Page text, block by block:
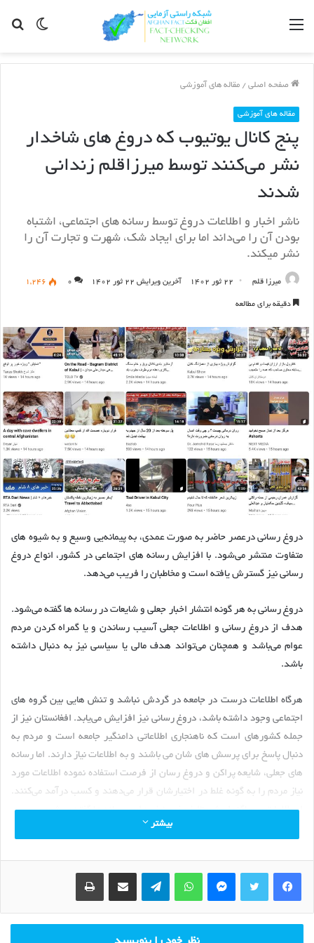
Switch
مینو
صفحه اصلی / مقاله های آموزشی
مقاله های آموزشی
پنج کانال یوتیوب که دروغ های شاخدار
نشر می‌کنند توسط میرزاقلم زندانی
شدند
ناشر اخبار و اطلاعات دروغ توسط رسانه های اجتماعی، اشتباه
بودن آن را می‌داند اما برای ایجاد شک، شهرت و تجارت آن را
نشر میکند.
میرزا قلم ۲۲ ثور ۱۴۰۲ آخرین ویرایش ۲۲ ثور ۱۴۰۲ ۰ ۱,۲۴۶
دقیقه برای مطالعه
دروغ رسانی درعصر حاضر به صورت عمدی، به پیمانه‌يي وسیع و به شیوه های
متفاوت منتشر می‌شود. با افزایش رسانه های اجتماعی در کشور، انواع دروغ
رسانی نیز گسترش یافته است و مخاطبان را فریب می‌دهد.
دروغ رسانی به هر گونه انتشار اخبار جعلی و شایعات در رسانه ها گفته می‌شود.
هدف از دروغ رسانی و اطلاعات جعلی آسیب رساندن و یا گمراه کردن مردم
عوام می‌باشد و‌ همچنان می‌تواند هدف مالی یا سیاسی نیز به دنبال داشته
باشد.
هرگاه اطلاعات درست در جامعه در گردش نباشد و تنش هایی بین گروه های
اجتماعی وجود داشته باشد، دروغ رسانی نیز افزایش می‌یابد. افغانستان نیز از
جمله کشورهای است که ناهنجاری اطلاعاتی دامنگیر جامعه است و مردم به
دنبال پاسخ برای پرسش های شان می باشند و به اطلاعات نیاز دارند. اما رسانه
های جعلی، شایعه پراکن و دروغ رسان از فرصت استفاده نموده اطلاعات مورد
نیاز مردم را به گونه غلط در اختیارشان قرار می‌دهند و کسب درآمد می‌کنند.
اصطلاحات پروپاگندا و ژورنالیزم زرد نیز به این رسانه ها گفته می‌شود.
می‌شود که اشتباه بودن آن را می‌دانند ولی عمدآ برای ایجاد شک و شهرت
اقدام به نشر آن کرده اند.
بیشتر
Messenger
WhatsApp
Telegram
Share via Email
Print